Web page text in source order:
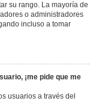
su rango. La mayoría de
o administradores
incluso a tomar
¡me pide que me
usuarios a través del